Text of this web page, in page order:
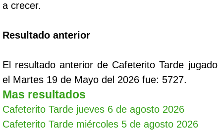
a crecer.
Resultado anterior
El resultado anterior de Cafeterito Tarde jugado
el Martes 19 de Mayo del 2026 fue: 5727.
Mas resultados
Cafeterito Tarde jueves 6 de agosto 2026
Cafeterito Tarde miércoles 5 de agosto 2026